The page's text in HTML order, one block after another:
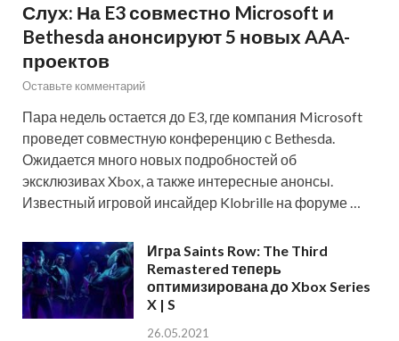
Слух: На E3 совместно Microsoft и
Bethesda анонсируют 5 новых AAA-
проектов
Оставьте комментарий
Пара недель остается до E3, где компания Microsoft
проведет совместную конференцию с Bethesda.
Ожидается много новых подробностей об
эксклюзивах Xbox, а также интересные анонсы.
Известный игровой инсайдер Klobrille на форуме …
Игра Saints Row: The Third
Remastered теперь
оптимизирована до Xbox Series
X | S
26.05.2021